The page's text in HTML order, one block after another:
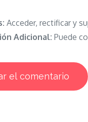
Acceder, rectificar y
Adicional: Puede